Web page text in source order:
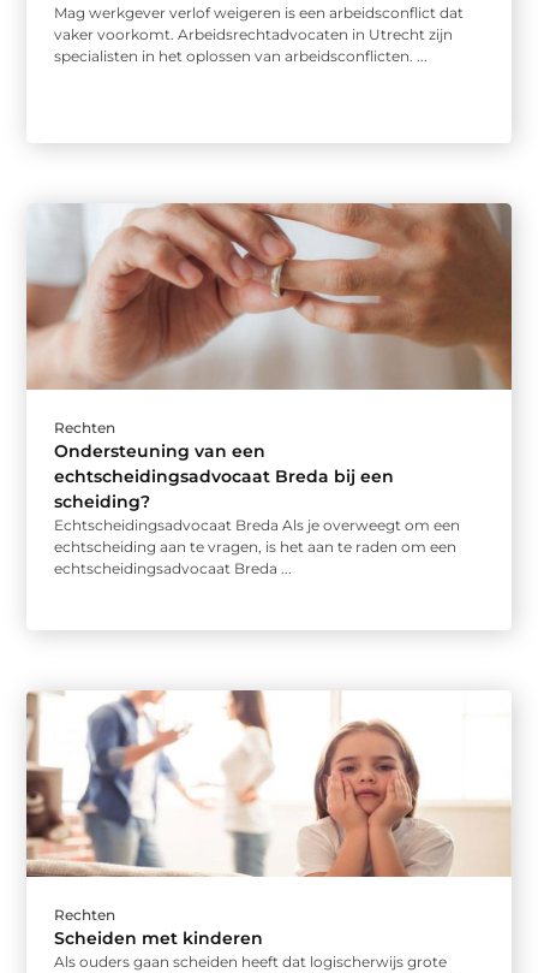
Mag werkgever verlof weigeren is een arbeidsconflict dat
vaker voorkomt. Arbeidsrechtadvocaten in Utrecht zijn
specialisten in het oplossen van arbeidsconflicten. ...
Rechten
Ondersteuning van een
echtscheidingsadvocaat Breda bij een
scheiding?
Echtscheidingsadvocaat Breda Als je overweegt om een
echtscheiding aan te vragen, is het aan te raden om een
echtscheidingsadvocaat Breda ...
Rechten
Scheiden met kinderen
Als ouders gaan scheiden heeft dat logischerwijs grote